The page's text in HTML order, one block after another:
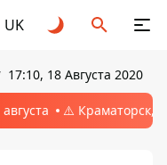
UK
17:10, 18 Августа 2020
⚠️ Краматорск,